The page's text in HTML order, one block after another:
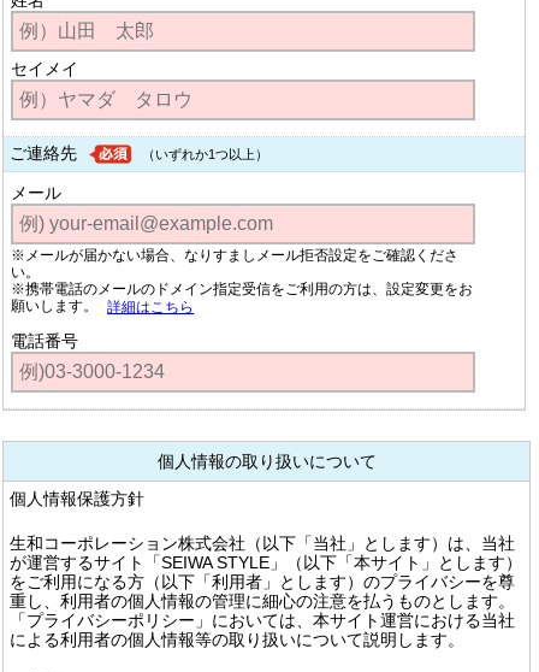
セイメイ
ご連絡先 （いずれか1つ以上）
メール
※メールが届かない場合、なりすましメール拒否設定をご確認くださ
い。
※携帯電話のメールのドメイン指定受信をご利用の方は、設定変更をお
願いします。
詳細はこちら
電話番号
個人情報の取り扱いについて
個人情報保護方針
生和コーポレーション株式会社（以下「当社」とします）は、当社
が運営するサイト「SEIWA STYLE」（以下「本サイト」とします）
をご利用になる方（以下「利用者」とします）のプライバシーを尊
重し、利用者の個人情報の管理に細心の注意を払うものとします。
「プライバシーポリシー」においては、本サイト運営における当社
による利用者の個人情報等の取り扱いについて説明します。